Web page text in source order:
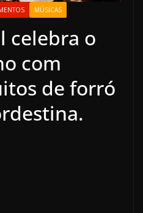
MÚSICAS
celebra o
com
de forró